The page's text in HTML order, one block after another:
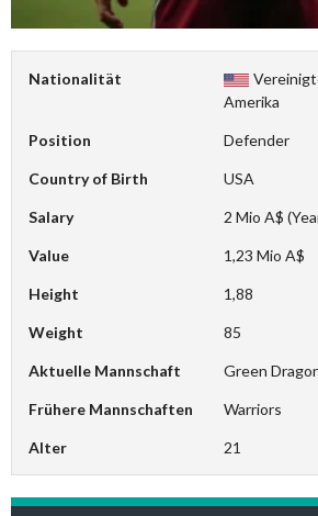
Nationalität
Amerika
Position Defender
Country of Birth USA
Salary 2 Mio A$
Value 1,23 Mio A$
Height 1,88
Weight 85
Aktuelle Mannschaft Green
Frühere Mannschaften Warriors
Alter 21